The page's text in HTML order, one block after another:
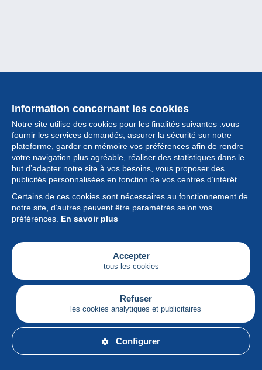
Information concernant les cookies
Notre site utilise des cookies pour les finalités suivantes :vous
fournir les services demandés, assurer la sécurité sur notre
plateforme, garder en mémoire vos préférences afin de rendre
votre navigation plus agréable, réaliser des statistiques dans le
but d’adapter notre site à vos besoins, vous proposer des
publicités personnalisées en fonction de vos centres d’intérêt.
Certains de ces cookies sont nécessaires au fonctionnement de
notre site, d’autres peuvent être paramétrés selon vos
préférences. En savoir plus
Accepter
tous les cookies
Refuser
les cookies analytiques et publicitaires
Configurer
Collection
Actualités
Fonctionnalités
Société
Services
Articles
Français